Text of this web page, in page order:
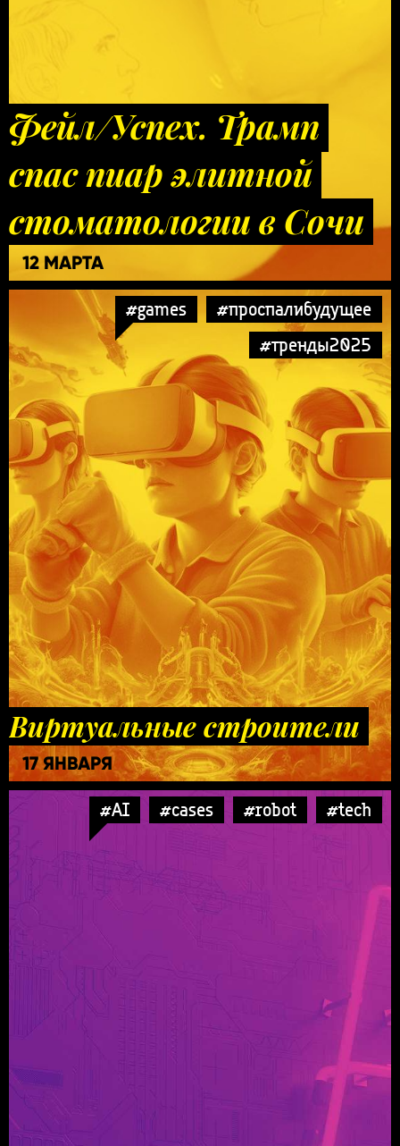
Фейл/Успех. Трамп
спас пиар элитной
стоматологии в Сочи
12 МАРТА
#games
#проспалибудущее
#тренды2025
Виртуальные строители
17 ЯНВАРЯ
#AI #cases #robot #tech